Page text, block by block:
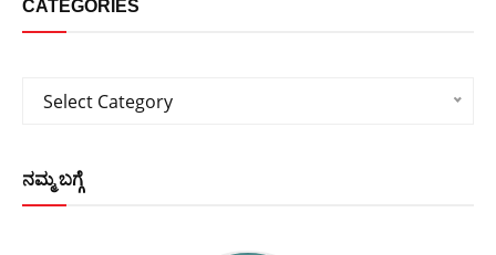
CATEGORIES
Categories
Select Category
ನಮ್ಮ ಬಗ್ಗೆ